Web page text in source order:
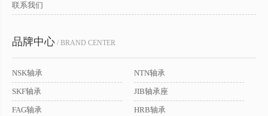
联系我们
品牌中心 / BRAND CENTER
NSK轴承 NTN轴承
SKF轴承 JIB轴承座
FAG轴承 HRB轴承